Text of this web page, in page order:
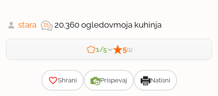
stara 20.360 ogledovmoja kuhinja
1/5 5(1)
Shrani Prispevaj Natisni